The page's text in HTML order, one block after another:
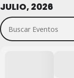
JULIO, 2026
Buscar Eventos